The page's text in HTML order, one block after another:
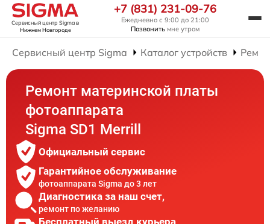
Сервисный центр Sigmaв
Нижнем Новгороде
+7 (831) 231-09-76
Ежедневно с 9:00 до 21:00
Позвонить мне утром
Сервисный центр Sigma Каталог устройств
Ремонт материнской платы
фотоаппарата
Sigma SD1 Merrill
Официальный сервис
Гарантийное обслуживание
фотоаппарата Sigma до 3 лет
Диагностика за наш счет,
ремонт по желанию
Бесплатный выезд курьера